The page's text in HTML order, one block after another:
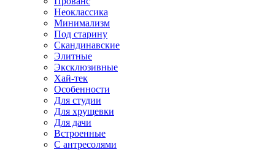
Неоклассика
Минимализм
Под старину
Скандинавские
Элитные
Эксклюзивные
Хай-тек
Особенности
Для студии
Для хрущевки
Для дачи
Встроенные
С антресолями